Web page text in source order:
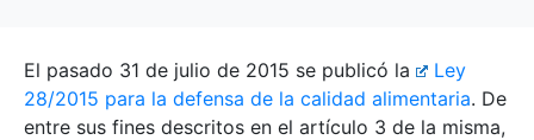
El pasado 31 de julio de 2015 se publicó la
Ley
28/2015 para la defensa de la calidad alimentaria. De
entre sus fines descritos en el artículo 3 de la misma,